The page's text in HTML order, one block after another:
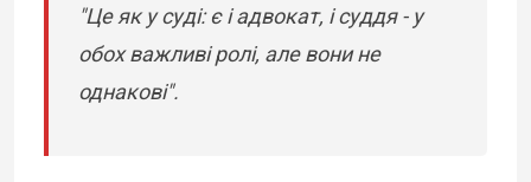
"Це як у суді: є і адвокат, і суддя - у
обох важливі ролі, але вони не
однакові".